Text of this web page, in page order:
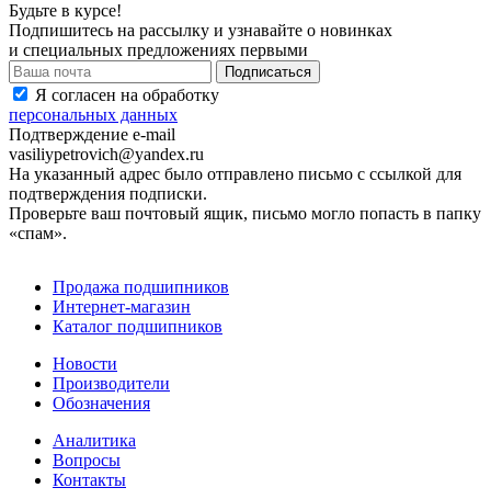
Будьте в курсе!
Подпишитесь на рассылку и узнавайте о новинках
и специальных предложениях первыми
Я согласен на обработку
персональных данных
Подтверждение e-mail
vasiliypetrovich@yandex.ru
На указанный адрес было отправлено письмо с ссылкой для
подтверждения подписки.
Проверьте ваш почтовый ящик, письмо могло попасть в папку
«спам».
Продажа подшипников
Интернет-магазин
Каталог подшипников
Новости
Производители
Обозначения
Аналитика
Вопросы
Контакты